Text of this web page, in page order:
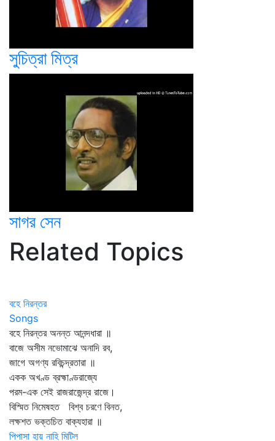
সুচিত্রা মিত্র
সাগর সেন
Related Topics
বহে নিরন্তর
Songs
বহে নিরন্তর অনন্ত আনন্দধারা ॥
বাজে অসীম নভোমাঝে অনাদি রব,
জাগে অগণ্য রবিচন্দ্রতারা ॥
একক অখণ্ড ব্রহ্মাণ্ডরাজ্যে
পরম-এক সেই রাজরাজেন্দ্র রাজে।
বিস্মিত নিমেষহত বিশ্ব চরণে বিনত,
লক্ষশত ভক্তচিত বাক্যহারা ॥
পিপাসা হায় নাহি মিটিল